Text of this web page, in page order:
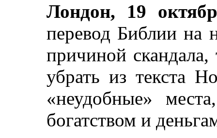
Лондон, 19
перевод Библии на
причиной скандала,
убрать из текста
«неудобные»
богатством и